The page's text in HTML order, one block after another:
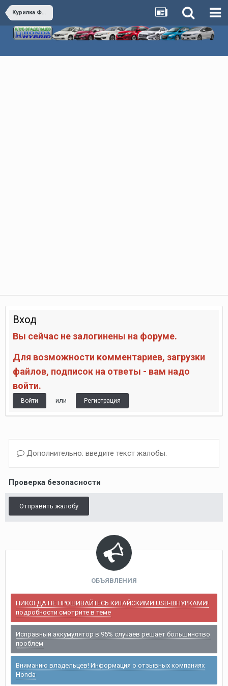
Курилка Флудилка
Вход
Вы сейчас не залогинены на форуме.
Для возможности комментариев, загрузки
файлов, подписок на ответы - вам надо
войти.
Войти или Регистрация
Дополнительно: введите текст жалобы.
Проверка безопасности
Отправить жалобу
ОБЪЯВЛЕНИЯ
НИКОГДА НЕ ПРОШИВАЙТЕСЬ КИТАЙСКИМИ USB-ШНУРКАМИ!
подробности смотрите в теме
Исправный аккумулятор в 95% случаев решает большинство
проблем
Вниманию владельцев! Информация о отзывных компаниях
Honda